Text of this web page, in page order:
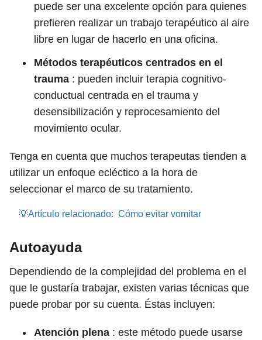
puede ser una excelente opción para quienes
prefieren realizar un trabajo terapéutico al aire
libre en lugar de hacerlo en una oficina.
Métodos terapéuticos centrados en el
trauma : pueden incluir terapia cognitivo-
conductual centrada en el trauma y
desensibilización y reprocesamiento del
movimiento ocular.
Tenga en cuenta que muchos terapeutas tienden a
utilizar un enfoque ecléctico a la hora de
seleccionar el marco de su tratamiento.
💡Artículo relacionado: Cómo evitar vomitar
Autoayuda
Dependiendo de la complejidad del problema en el
que le gustaría trabajar, existen varias técnicas que
puede probar por su cuenta. Éstas incluyen:
Atención plena : este método puede usarse